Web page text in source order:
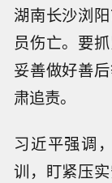
湖南长沙浏
员伤亡。要
妥善做好善
肃追责。
习近平强调
训，盯紧压